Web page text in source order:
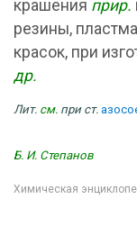
крашения прир.
резины,
красок, при
др.
Лит. см. при ст.
Б. И. Степанов
Химическая